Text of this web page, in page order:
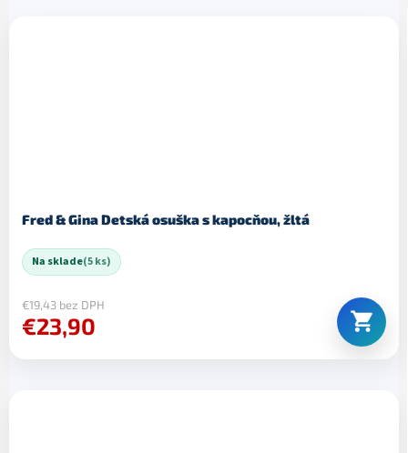
Fred & Gina Detská osuška s kapocňou, žltá
Na sklade(5 ks)
€19,43 bez DPH
€23,90